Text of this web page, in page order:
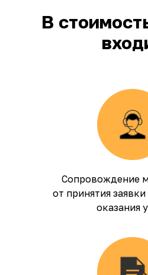
В
Сопровождение
от принятия
оказания